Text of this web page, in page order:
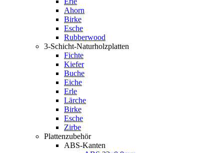
Ahorn
Birke
Esche
Rubberwood
3-Schicht-Naturholzplatten
Fichte
Kiefer
Buche
Eiche
Erle
Lärche
Birke
Esche
Zirbe
Plattenzubehör
ABS-Kanten